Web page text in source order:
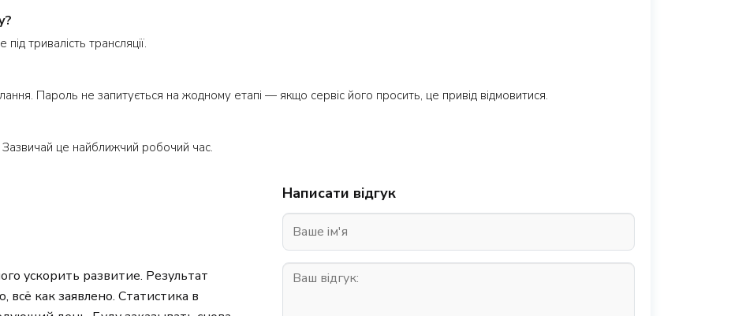
тривалість трансляції.
Пароль не запитується на жодному етапі — якщо сервіс його просить, це привід відмовитися.
це найближчий робочий час.
ускорить развитие. Результат
всё как заявлено. Статистика в
Написати відгук